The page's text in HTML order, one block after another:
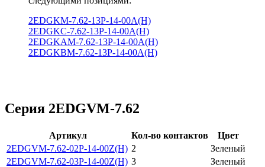
2EDGKM-7.62-13P-14-00A(H)
2EDGKC-7.62-13P-14-00A(H)
2EDGKAM-7.62-13P-14-00A(H)
2EDGKBM-7.62-13P-14-00A(H)
Серия 2EDGVM-7.62
Артикул Кол-во контактов
Цвет
2EDGVM-7.62-02P-14-00Z(H) 2
Зеленый
2EDGVM-7.62-03P-14-00Z(H) 3
Зеленый